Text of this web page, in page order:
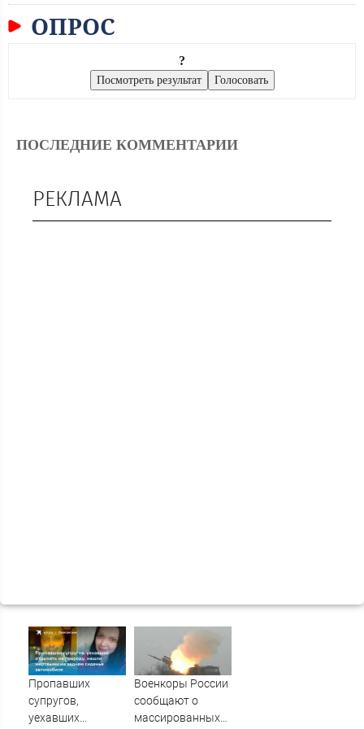
ОПРОС
?
ПОСЛЕДНИЕ КОММЕНТАРИИ
РЕКЛАМА
Пропавших
супругов,
уехавших
Военкоры России
сообщают о
массированных